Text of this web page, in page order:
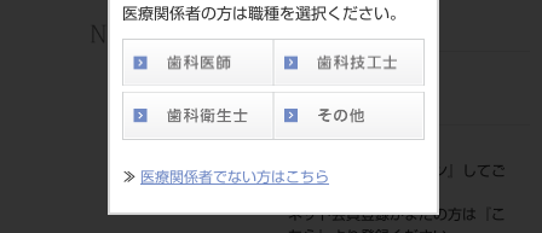
医療関係者の方は職種を選択ください。
≫ 医療関係者でない方はこちら
品目コード
208940073
価格の確認は『
ログイン
』してご
ネット会員登録がまだの方は『
こ